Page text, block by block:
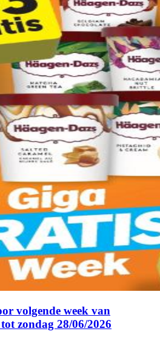
volgende week van
zondag 28/06/2026